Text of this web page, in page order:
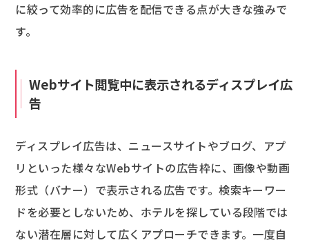
に絞って効率的に広告を配信できる点が大きな強みで
す。
Webサイト閲覧中に表示されるディスプレイ広
告
ディスプレイ広告は、ニュースサイトやブログ、アプ
リといった様々なWebサイトの広告枠に、画像や動画
形式（バナー）で表示される広告です。検索キーワー
ドを必要としないため、ホテルを探している段階では
ない潜在層に対して広くアプローチできます。一度自